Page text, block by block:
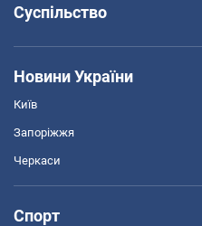
Суспільство
Новини України
Київ
Запоріжжя
Черкаси
Спорт